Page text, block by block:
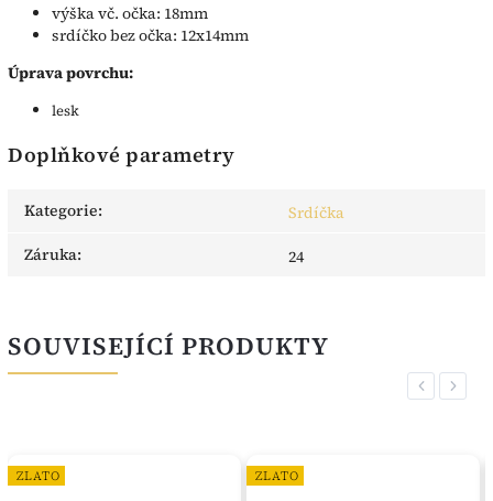
výška vč. očka: 18mm
srdíčko bez očka: 12x14mm
Úprava povrchu:
lesk
Doplňkové parametry
Kategorie:
Srdíčka
Záruka: 24
SOUVISEJÍCÍ PRODUKTY
Previous
ZLATO ZLATO
Next